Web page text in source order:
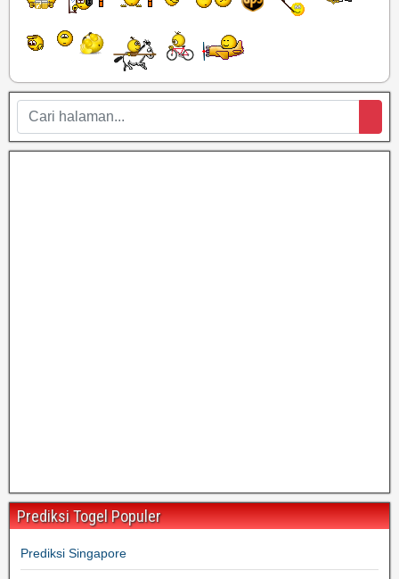
Prediksi Togel Populer
Prediksi Singapore